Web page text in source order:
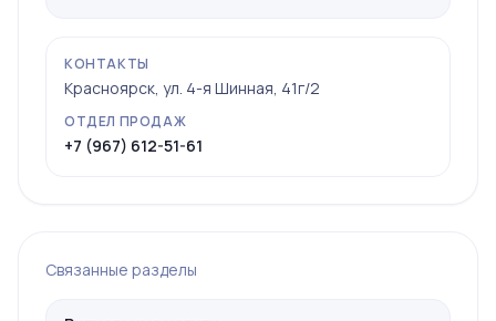
КОНТАКТЫ
Красноярск, ул. 4-я Шинная, 41г/2
ОТДЕЛ ПРОДАЖ
+7 (967) 612-51-61
Связанные разделы